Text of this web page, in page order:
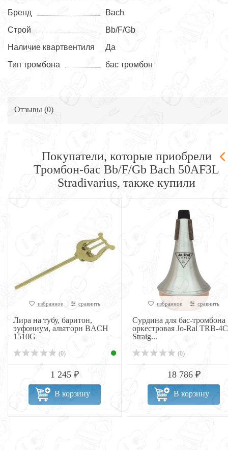
Бренд
Bach
Строй
Bb/F/Gb
Наличие квартвентиля
Да
Тип тромбона
бас тромбон
Отзывы (0)
Покупатели, которые приобрели
Тромбон-бас Bb/F/Gb Bach 50AFЗL
Stradivarius, также купили
избранное сравнить
Лира на тубу, баритон,
эуфониум, альтгорн BACH
1510G
(0)
1 245 ₽
В корзину
избранное сравнить
Сурдина для бас-тромбона
оркестровая Jo-Ral TRB-4C
Straig...
(0)
18 786 ₽
В корзину